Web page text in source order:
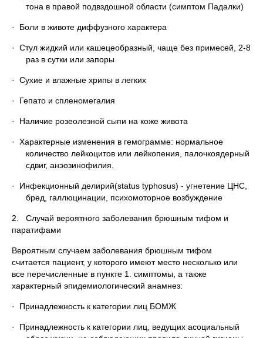
тона в правой подвздошной области (симптом Падалки)
· Боли в животе диффузного характера
· Стул жидкий или кашецеобразный, чаще без примесей, 2-8
раз в сутки или запоры
· Сухие и влажные хрипы в легких
· Гепато и спленомегалия
· Наличие розеолезной сыпи на коже живота
· Характерные изменения в гемограмме: нормальное
количество лейкоцитов или лейкопения, палочкоядерный
сдвиг, анэозинофилия.
· Инфекционный делирий(status typhosus) - угнетение ЦНС,
бред, галлюцинации, психомоторное возбуждение
2. Случай вероятного заболевания брюшным тифом и
паратифами
Вероятным случаем заболевания брюшным тифом
считается пациент, у которого имеют место несколько или
все перечисленные в пункте 1. симптомы, а также
характерный эпидемиологический анамнез:
· Принадлежность к категории лиц БОМЖ
· Принадлежность к категории лиц, ведущих асоциальный